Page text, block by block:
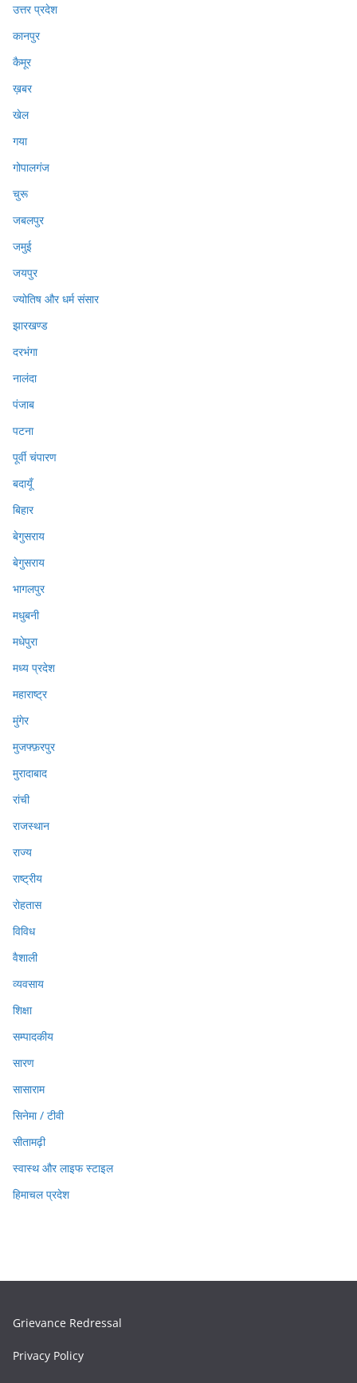
उत्तर प्रदेश
कानपुर
कैमूर
ख़बर
खेल
गया
गोपालगंज
चुरू
जबलपुर
जमुई
जयपुर
ज्योतिष और धर्म संसार
झारखण्ड
दरभंगा
नालंदा
पंजाब
पटना
पूर्वी चंपारण
बदायूँ
बिहार
बेगुसराय
बेगुसराय
भागलपुर
मधुबनी
मधेपुरा
मध्य प्रदेश
महाराष्ट्र
मुंगेर
मुजफ्फ़रपुर
मुरादाबाद
रांची
राजस्थान
राज्य
राष्ट्रीय
रोहतास
विविध
वैशाली
व्यवसाय
शिक्षा
सम्पादकीय
सारण
सासाराम
सिनेमा / टीवी
सीतामढ़ी
स्वास्थ और लाइफ स्टाइल
हिमाचल प्रदेश
Grievance Redressal
Privacy Policy